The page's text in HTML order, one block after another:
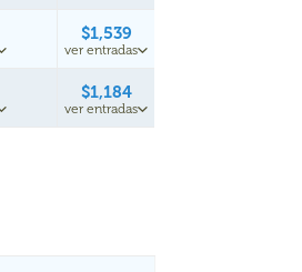
$1,539
ver entradas
$1,184
ver entradas